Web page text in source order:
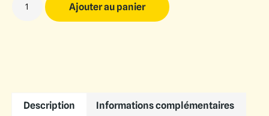
Ajouter au panier
Description Informations complémentaires